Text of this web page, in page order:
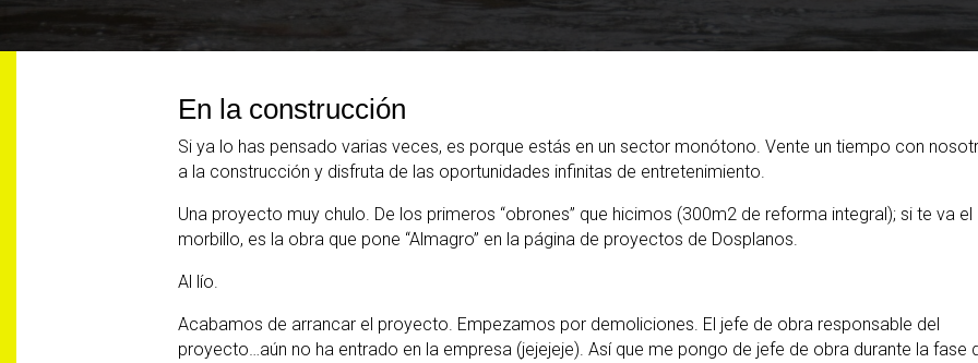
En la construcción
Si ya lo has pensado varias veces, es porque estás en un sector monótono. Vente un tiempo con
a la construcción y disfruta de las oportunidades infinitas de entretenimiento.
Una proyecto muy chulo. De los primeros “obrones” que hicimos (300m2 de reforma integral); si te va el
morbillo, es la obra que pone “Almagro” en la página de proyectos de Dosplanos.
Al lío.
Acabamos de arrancar el proyecto. Empezamos por demoliciones. El jefe de obra responsable del
proyecto…aún no ha entrado en la empresa (jejejeje). Así que me pongo de jefe de obra durante la fase